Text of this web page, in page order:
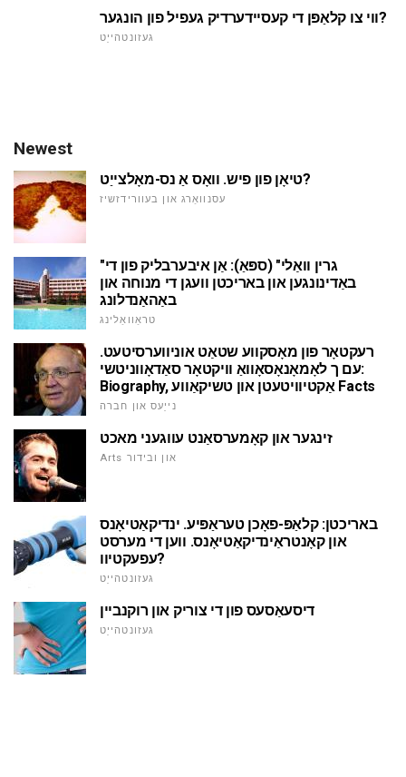
ווי צו קלאַפּן די קעסיידערדיק געפיל פון הונגער?
געזונטהייַט
Newest
טיאָן פון פיש. וואָס אַ נס-מאָלצייַט?
עסנוואַרג און בעוורידזשיז
"גרין וואַלי" (ספּאַ): אַן איבערבליק פון די
באַדינונגען און באריכטן וועגן די מנוחה און
באַהאַנדלונג
טראַוואַלינג
רעקטאָר פון מאָסקווע שטאַט אוניווערסיטעט.
עם ך לאָמאָנאָסאָוואַ וויקטאָר סאַדאָווניטשי:
Biography, אַקטיוויטעטן און טשיקאַווע Facts
נייַעס און חברה
זינגער און קאָמערסאַנט עווגעני מאכט
Arts און ובידור
באריכטן: קלאַפּ-פאָכן טעראַפּיע. ינדיקאַטיאָנס
און קאָנטראַינדיקאַטיאָנס. ווען די מערסט
עפעקטיוו?
געזונטהייַט
דיסעאַסעס פון די צוריק און רוקנביין
געזונטהייַט